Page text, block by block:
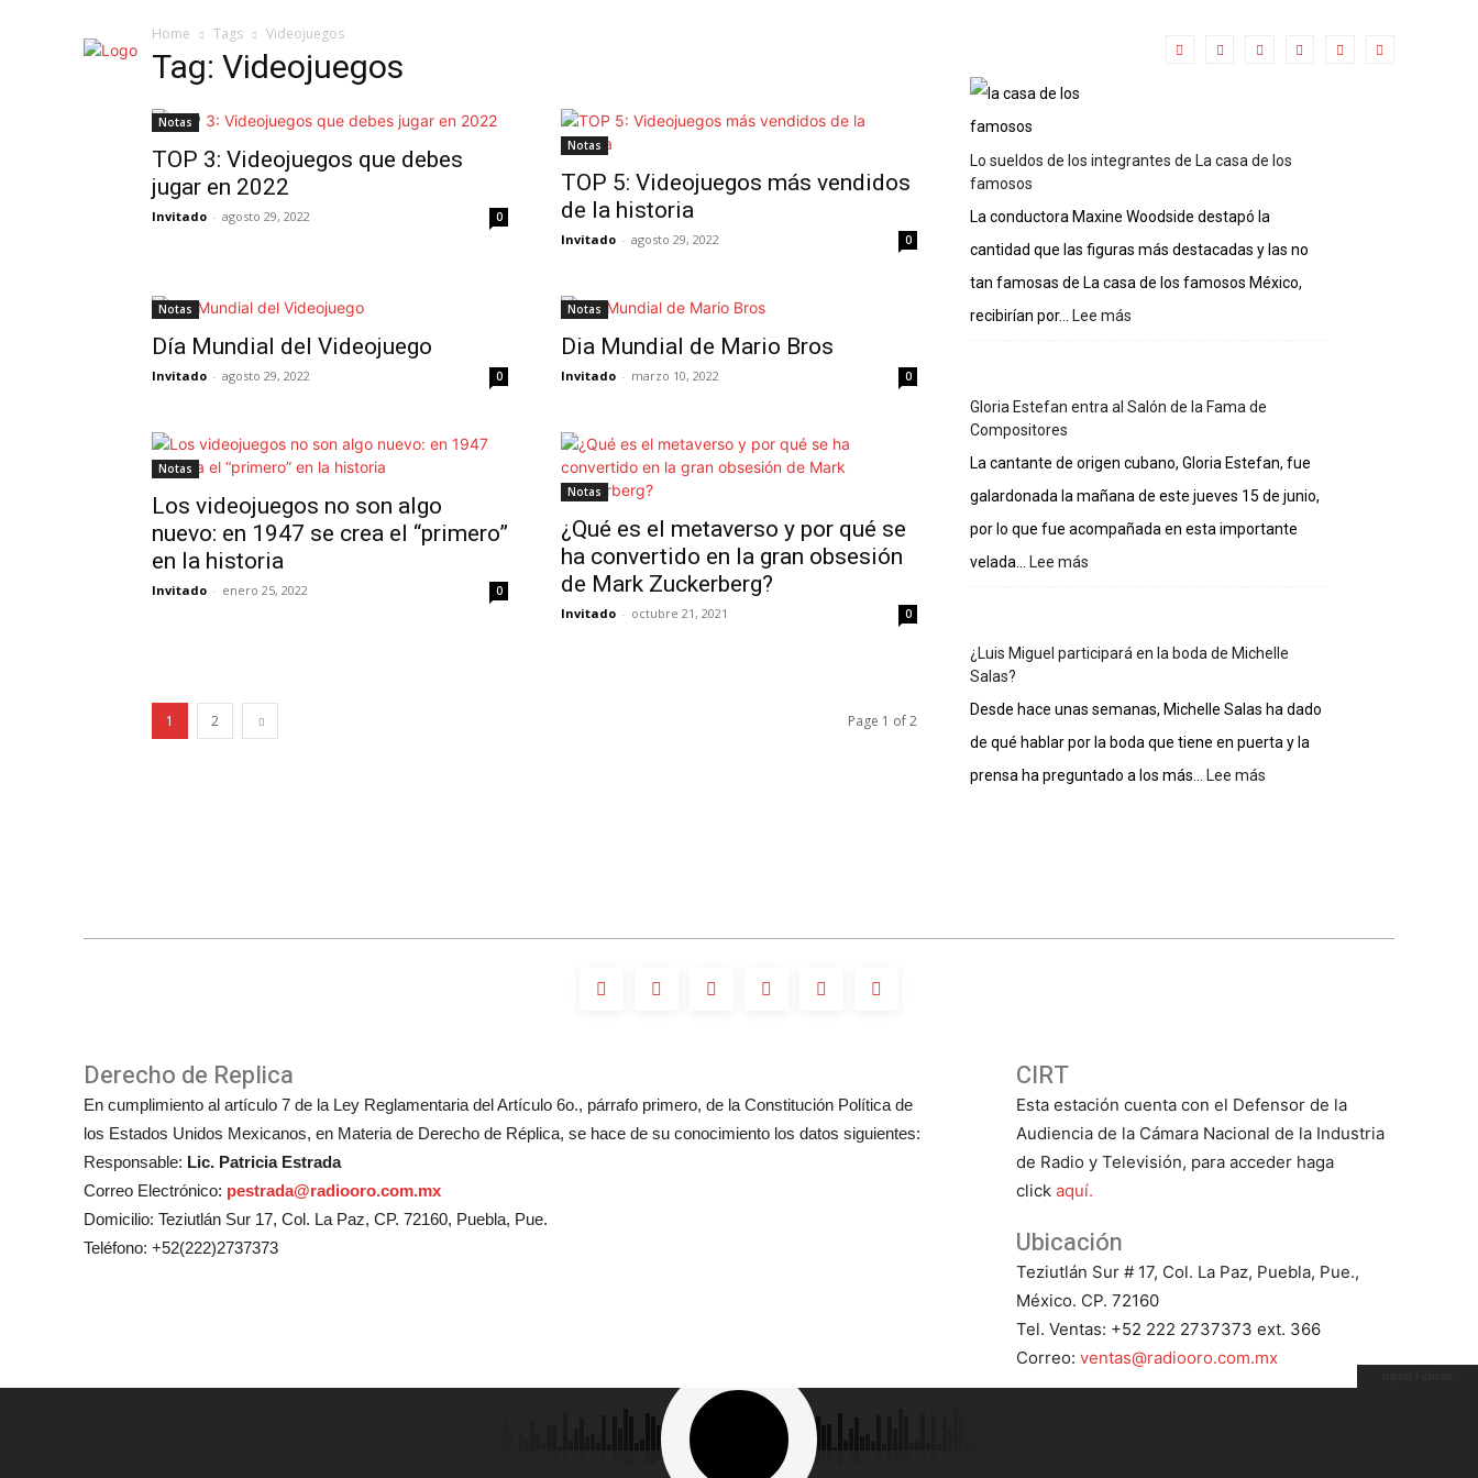
Home Tags Videojuegos
Tag: Videojuegos
Notas
TOP 3: Videojuegos que debes
jugar en 2022
Invitado - agosto 29, 2022 0
Notas
TOP 5: Videojuegos más vendidos
de la historia
Invitado - agosto 29, 2022 0
Notas
Día Mundial del Videojuego
Invitado - agosto 29, 2022 0
Notas
Dia Mundial de Mario Bros
Invitado - marzo 10, 2022 0
Notas
Los videojuegos no son algo
nuevo: en 1947 se crea el “primero”
en la historia
Invitado - enero 25, 2022 0
Notas
¿Qué es el metaverso y por qué se
ha convertido en la gran obsesión
de Mark Zuckerberg?
Invitado - octubre 21, 2021 0
1 2 Page 1 of 2
Lo sueldos de los integrantes de La casa de los
famosos
La conductora Maxine Woodside destapó la
cantidad que las figuras más destacadas y las no
tan famosas de La casa de los famosos México,
recibirían por...
Lee más
los
de
casa
de
Gloria Estefan entra al Salón de la Fama de
Compositores
La cantante de origen cubano, Gloria Estefan, fue
galardonada la mañana de este jueves 15 de junio,
por lo que fue acompañada en esta importante
velada...
Lee más
al
Fama
de
¿Luis Miguel participará en la boda de Michelle
Salas?
Desde hace unas semanas, Michelle Salas ha dado
de qué hablar por la boda que tiene en puerta y la
prensa ha preguntado a los más...
Lee más
de
Derecho de Replica
En cumplimiento al artículo 7 de la Ley Reglamentaria del Artículo 6o., párrafo primero, de la Constitución Política de
los Estados Unidos Mexicanos, en Materia de Derecho de Réplica, se hace de su conocimiento los datos siguientes:
Responsable: Lic. Patricia Estrada
Correo Electrónico: pestrada@radiooro.com.mx
Domicilio: Teziutlán Sur 17, Col. La Paz, CP. 72160, Puebla, Pue.
Teléfono: +52(222)2737373
CIRT
Esta estación cuenta con el Defensor de la
Audiencia de la Cámara Nacional de la Industria
de Radio y Televisión, para acceder haga
click aquí.
Ubicación
Teziutlán Sur # 17, Col. La Paz, Puebla, Pue.,
México. CP. 72160
Tel. Ventas: +52 222 2737373 ext. 366
Correo: ventas@radiooro.com.mx
© Todos los Derechos Reservados 2023 - Grupo Oro - La Romántica 92.9 HD2